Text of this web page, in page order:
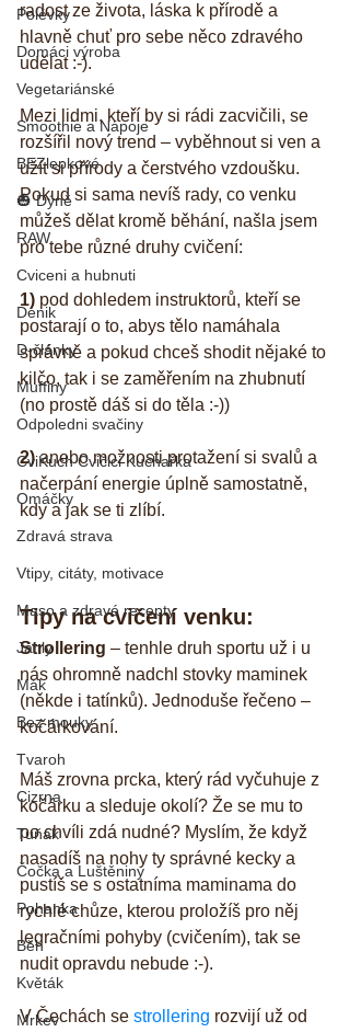
Polévky
Domáci výroba
Vegetariánské
Smoothie a Nápoje
BEZlepkové
🎃 Dýně
RAW
Cviceni a hubnuti
Denik
D-články
Muffiny
Odpoledni svačiny
CviKuch Cvičici Kuchařka
Omáčky
Zdravá strava
Vtipy, citáty, motivace
Maso a zdravé recepty
Jáhly
Mák
Bez mouky
Tvaroh
Cizrna
Tuňák
Čočka a Luštěniny
Pohanka
Běh
Květák
Mrkev
radost ze života, láska k přírodě a
hlavně chuť pro sebe něco zdravého
udělat :-).
Mezi lidmi, kteří by si rádi zacvičili, se
rozšířil nový trend – vyběhnout si ven a
užít si přírody a čerstvého vzdoušku.
Pokud si sama nevíš rady, co venku
můžeš dělat kromě běhání, našla jsem
pro tebe různé druhy cvičení:
1) pod dohledem instruktorů, kteří se
postarají o to, abys tělo namáhala
správně a pokud chceš shodit nějaké to
kilčo, tak i se zaměřením na zhubnutí
(no prostě dáš si do těla :-))
2) anebo možnosti protažení si svalů a
načerpání energie úplně samostatně,
kdy a jak se ti zlíbí.
Tipy na cvičení venku:
Strollering – tenhle druh sportu už i u
nás ohromně nadchl stovky maminek
(někde i tatínků). Jednoduše řečeno –
kočárkování.
Máš zrovna prcka, který rád vyčuhuje z
kočárku a sleduje okolí? Že se mu to
po chvíli zdá nudné? Myslím, že když
nasadíš na nohy ty správné kecky a
pustíš se s ostatníma maminama do
rychlé chůze, kterou proložíš pro něj
legračními pohyby (cvičením), tak se
nudit opravdu nebude :-).
V Čechách se strollering rozvijí už od